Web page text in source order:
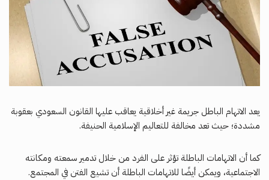
يعد الاتهام الباطل جريمة غير أخلاقية يعاقب عليها القانون السعودي بعقوبة
مشددة؛ حيث تعد مخالفة للتعاليم الإسلامية الحنيفة.
كما أن الاتهامات الباطلة تؤثر على الفرد من خلال تدمير سمعته ومكانته
الاجتماعية، ويمكن أيضًا للاتهامات الباطلة أن تشيع الفتن في المجتمع.